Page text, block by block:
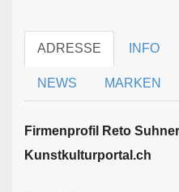
ADRESSE INFO
NEWS MARKEN
Firmen­profil Reto
Kunstkulturportal.ch